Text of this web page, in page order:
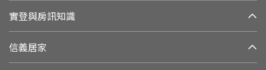
實登與房訊知識
信義居家